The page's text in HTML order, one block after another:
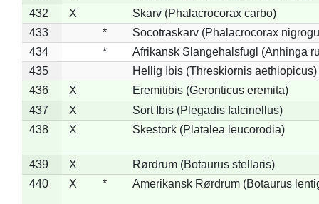
432
X
Skarv (Phalacrocorax carbo)
433
*
Socotraskarv (Phalacrocorax
434
*
Afrikansk Slangehalsfugl (Anhinga
435
Hellig Ibis (Threskiornis aethiopicus)
436
X
Eremitibis (Geronticus eremita)
437
X
Sort Ibis (Plegadis falcinellus)
438
X Skestork (Platalea leucorodia)
439 X
Rørdrum (Botaurus stellaris)
440
X * Amerikansk Rørdrum (Botaurus